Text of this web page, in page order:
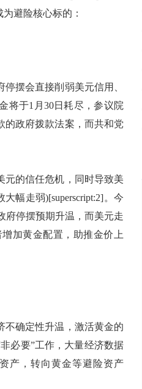
避险核心标的：
摆会直接削弱美元信用、
将于1月30日耗尽，参议院
的政府拨款法案，而共和党
的信任危机，同时导致美
幅走弱)[superscript:2]。今
府停摆预期升温，而美元走
加黄金配置，助推金价上
确定性升温，激活黄金的
必要”工作，大量经济数据
产，转向黄金等避险资产